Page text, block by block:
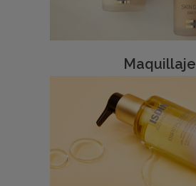
Maquillaje